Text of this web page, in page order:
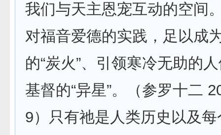
我们与天主恩宠互动的空间
对福音爱德的实践，足以成
的“炭火”、引领寒冷无助的
基督的“异星”。（参罗十二
9）只有祂是人类历史以及